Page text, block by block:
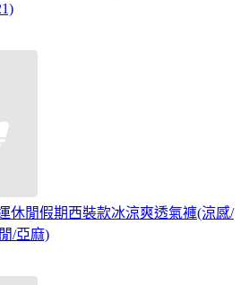
休閒假期西裝款冰涼爽透氣褲(涼感/
/亞麻)